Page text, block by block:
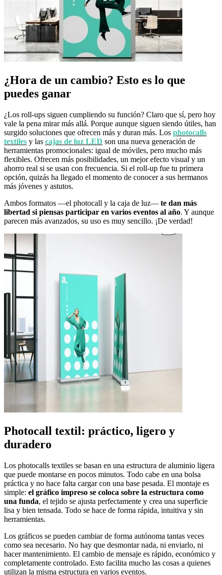
¿Hora de un cambio? Esto es lo que
puedes ganar
¿Los roll-ups siguen cumpliendo su función? Claro que sí, pero hoy
vale la pena mirar más allá. Porque aunque siguen siendo útiles, han
surgido soluciones que ofrecen más y duran más. Los photocalls
textiles y las cajas de luz LED son una nueva generación de
herramientas promocionales: igual de móviles, pero mucho más
flexibles. Ofrecen más posibilidades, un mejor efecto visual y un
ahorro real si se usan con frecuencia. Si el roll-up fue tu primera
opción, quizás ha llegado el momento de conocer a sus hermanos
más jóvenes y astutos.
Ambos formatos —el photocall y la caja de luz— te dan más
libertad si piensas participar en varios eventos al año. Y aunque
parecen más avanzados, su uso es muy sencillo. ¡De verdad!
Photocall textil: práctico, ligero y
duradero
Los photocalls textiles se basan en una estructura de aluminio ligera
que puede montarse en pocos minutos. Todo cabe en una bolsa
práctica y no hace falta cargar con una base pesada. El montaje es
simple: el gráfico impreso se coloca sobre la estructura como
una funda, el tejido se ajusta perfectamente y crea una superficie
lisa y bien tensada. Todo se hace de forma rápida, intuitiva y sin
herramientas.
Los gráficos se pueden cambiar de forma autónoma tantas veces
como sea necesario. No hay que desmontar nada, ni enviarlo, ni
hacer mantenimiento. El cambio de mensaje es rápido, económico y
completamente controlado. Esto facilita mucho las cosas a quienes
utilizan la misma estructura en varios eventos.